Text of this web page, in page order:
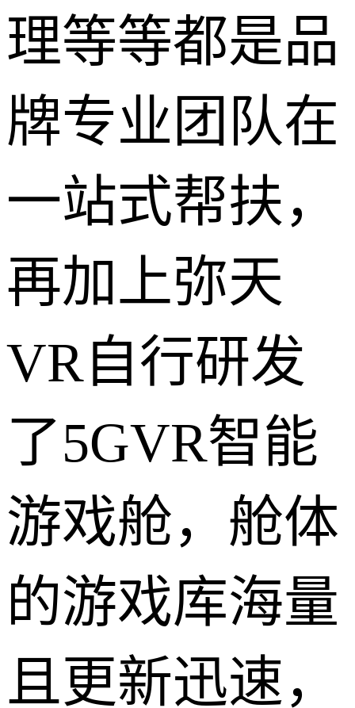
理等等都是品
牌专业团队在
一站式帮扶，
再加上弥天
VR自行研发
了5GVR智能
游戏舱，舱体
的游戏库海量
且更新迅速，